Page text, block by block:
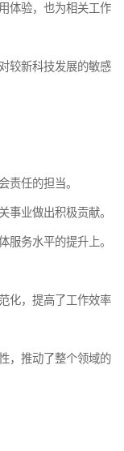
体验，也为相关工作
较新科技发展的敏感
责任的担当。
事业做出积极贡献。
服务水平的提升上。
化，提高了工作效率
，推动了整个领域的